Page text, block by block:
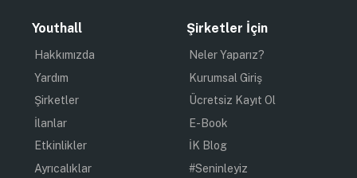
Youthall
Hakkımızda
Yardım
Şirketler
İlanlar
Etkinlikler
Ayrıcalıklar
Şirketler İçin
Neler Yaparız?
Kurumsal Giriş
Ücretsiz Kayıt Ol
E-Book
İK Blog
#Seninleyiz